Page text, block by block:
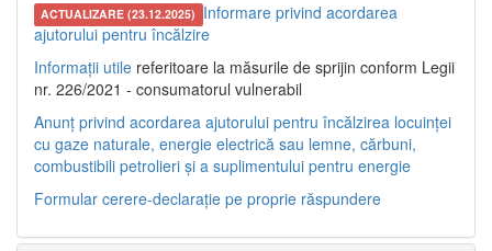
ACTUALIZARE (23.12.2025) Informare privind acordarea
ajutorului pentru încălzire
Informații utile referitoare la măsurile de sprijin conform Legii
nr. 226/2021 - consumatorul vulnerabil
Anunț privind acordarea ajutorului pentru încălzirea locuinței
cu gaze naturale, energie electrică sau lemne, cărbuni,
combustibili petrolieri și a suplimentului pentru energie
Formular cerere-declarație pe proprie răspundere